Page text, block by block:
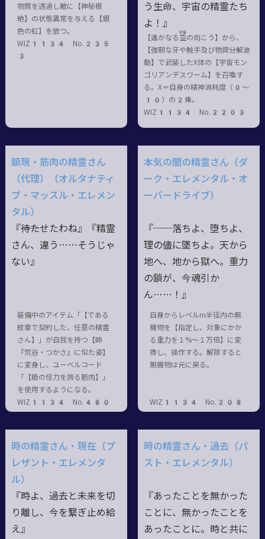
物質を透過し敵に【神秘根
絶】の状態異常を与える【銀
色の虹】を放つ。
WIZ1134 No.235
3
う生命、宇宙の精霊たち
よ！』
【遙かなる 空
宇宙
の向こう】から、
【強靭な牙や触手及び物資分解波
動】で武装したX体の【宇宙モン
ゴリアンデスワーム】を召喚す
る。X＝自身の精神消耗度（0〜
10）の2乗。
WIZ1134 No.2203
顕現・筋肉の精霊さん
（代理）（オルタナティ
ブ・マッスル・エレメン
タル）
『――待たせたわね』『精霊
さん、違う……そうじゃ
ない』
装備中のアイテム「【である
紋章で契約した、任意の精霊
さん】」が自我を持つ【姉
『荒谷・つかさ』に似た姿】
に変身し、ユーベルコード
「【級の怪力を誇る筋肉】」
を使用するようになる。
WIZ1134 No.480
本気の闇の精霊さん（ダ
ーク・エレメンタル・オ
ーバードライブ）
『──落ちよ、堕ちよ、
理の儘に墜ちよ。天から
地へ、地から獄へ。重力
の鎖が、今魂引か
ん……！』
自身からレベルm半径内の無
機物を【指定し、対象にかか
る重力を１%～１万倍】に変
換し、操作する。解除すると
無機物は元に戻る。
WIZ1134 No.208
時の精霊さん・現在（プ
レザント・エレメンタ
ル）
『時よ、過去と未来を切
り離し、今を繋ぎ止め給
え』
時の精霊さん・過去（パ
スト・エレメンタル）
『あったことを無かった
ことに、無かったことを
あったことに。時と共に